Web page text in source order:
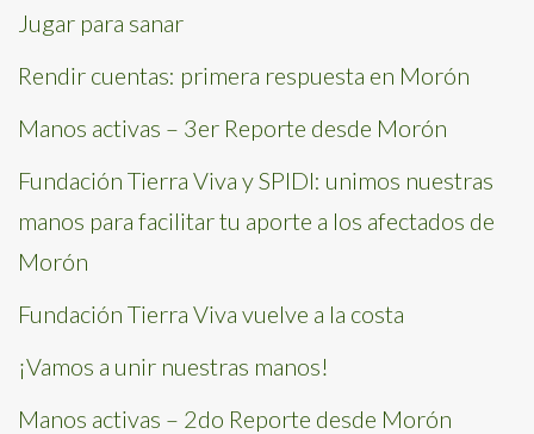
Jugar para sanar
Rendir cuentas: primera respuesta en Morón
Manos activas – 3er Reporte desde Morón
Fundación Tierra Viva y SPIDI: unimos nuestras
manos para facilitar tu aporte a los afectados de
Morón
Fundación Tierra Viva vuelve a la costa
¡Vamos a unir nuestras manos!
Manos activas – 2do Reporte desde Morón